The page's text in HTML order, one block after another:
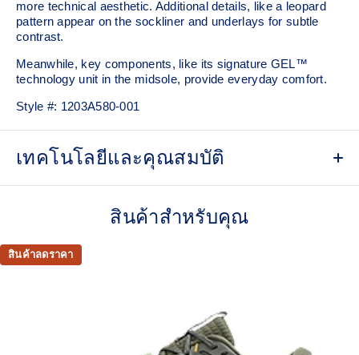
more technical aesthetic. Additional details, like a leopard
pattern appear on the sockliner and underlays for subtle
contrast.
Meanwhile, key components, like its signature GEL™
technology unit in the midsole, provide everyday comfort.
Style #: 1203A580-001
เทคโนโลยีและคุณสมบัติ
GORE-TEX™ membrane
Toggled lace system
สินค้าสำหรับคุณ
สินค้าลดราคา